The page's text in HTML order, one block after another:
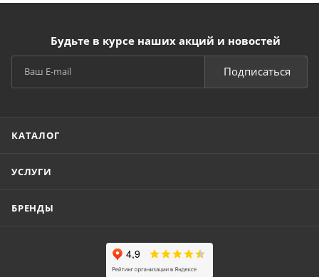
Будьте в курсе наших акций и новостей
Подписаться
КАТАЛОГ
УСЛУГИ
БРЕНДЫ